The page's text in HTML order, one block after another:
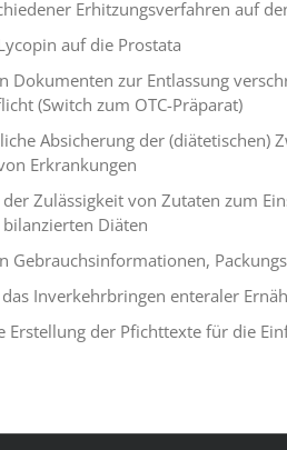
Erhitzungsverfahren auf
auf die Prostata
Dokumenten zur Entlassung
(Switch zum OTC-Präparat)
Absicherung der (diätetischen)
Erkrankungen
Zulässigkeit von Zutaten zum
Diäten
Gebrauchsinformationen,
Inverkehrbringen enteraler
Erstellung der Pfichttexte für die